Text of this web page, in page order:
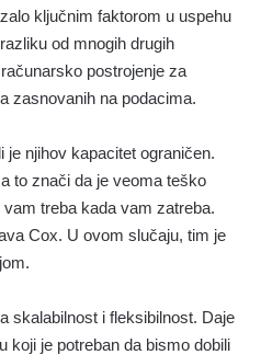
ključnim faktorom u uspehu
od mnogih drugih
postrojenje za
zasnovanih na podacima.
je njihov kapacitet ograničen.
to znači da je veoma teško
treba kada vam zatreba.
Cox. U ovom slučaju, tim je
skalabilnost i fleksibilnost. Daje
koji je potreban da bismo dobili